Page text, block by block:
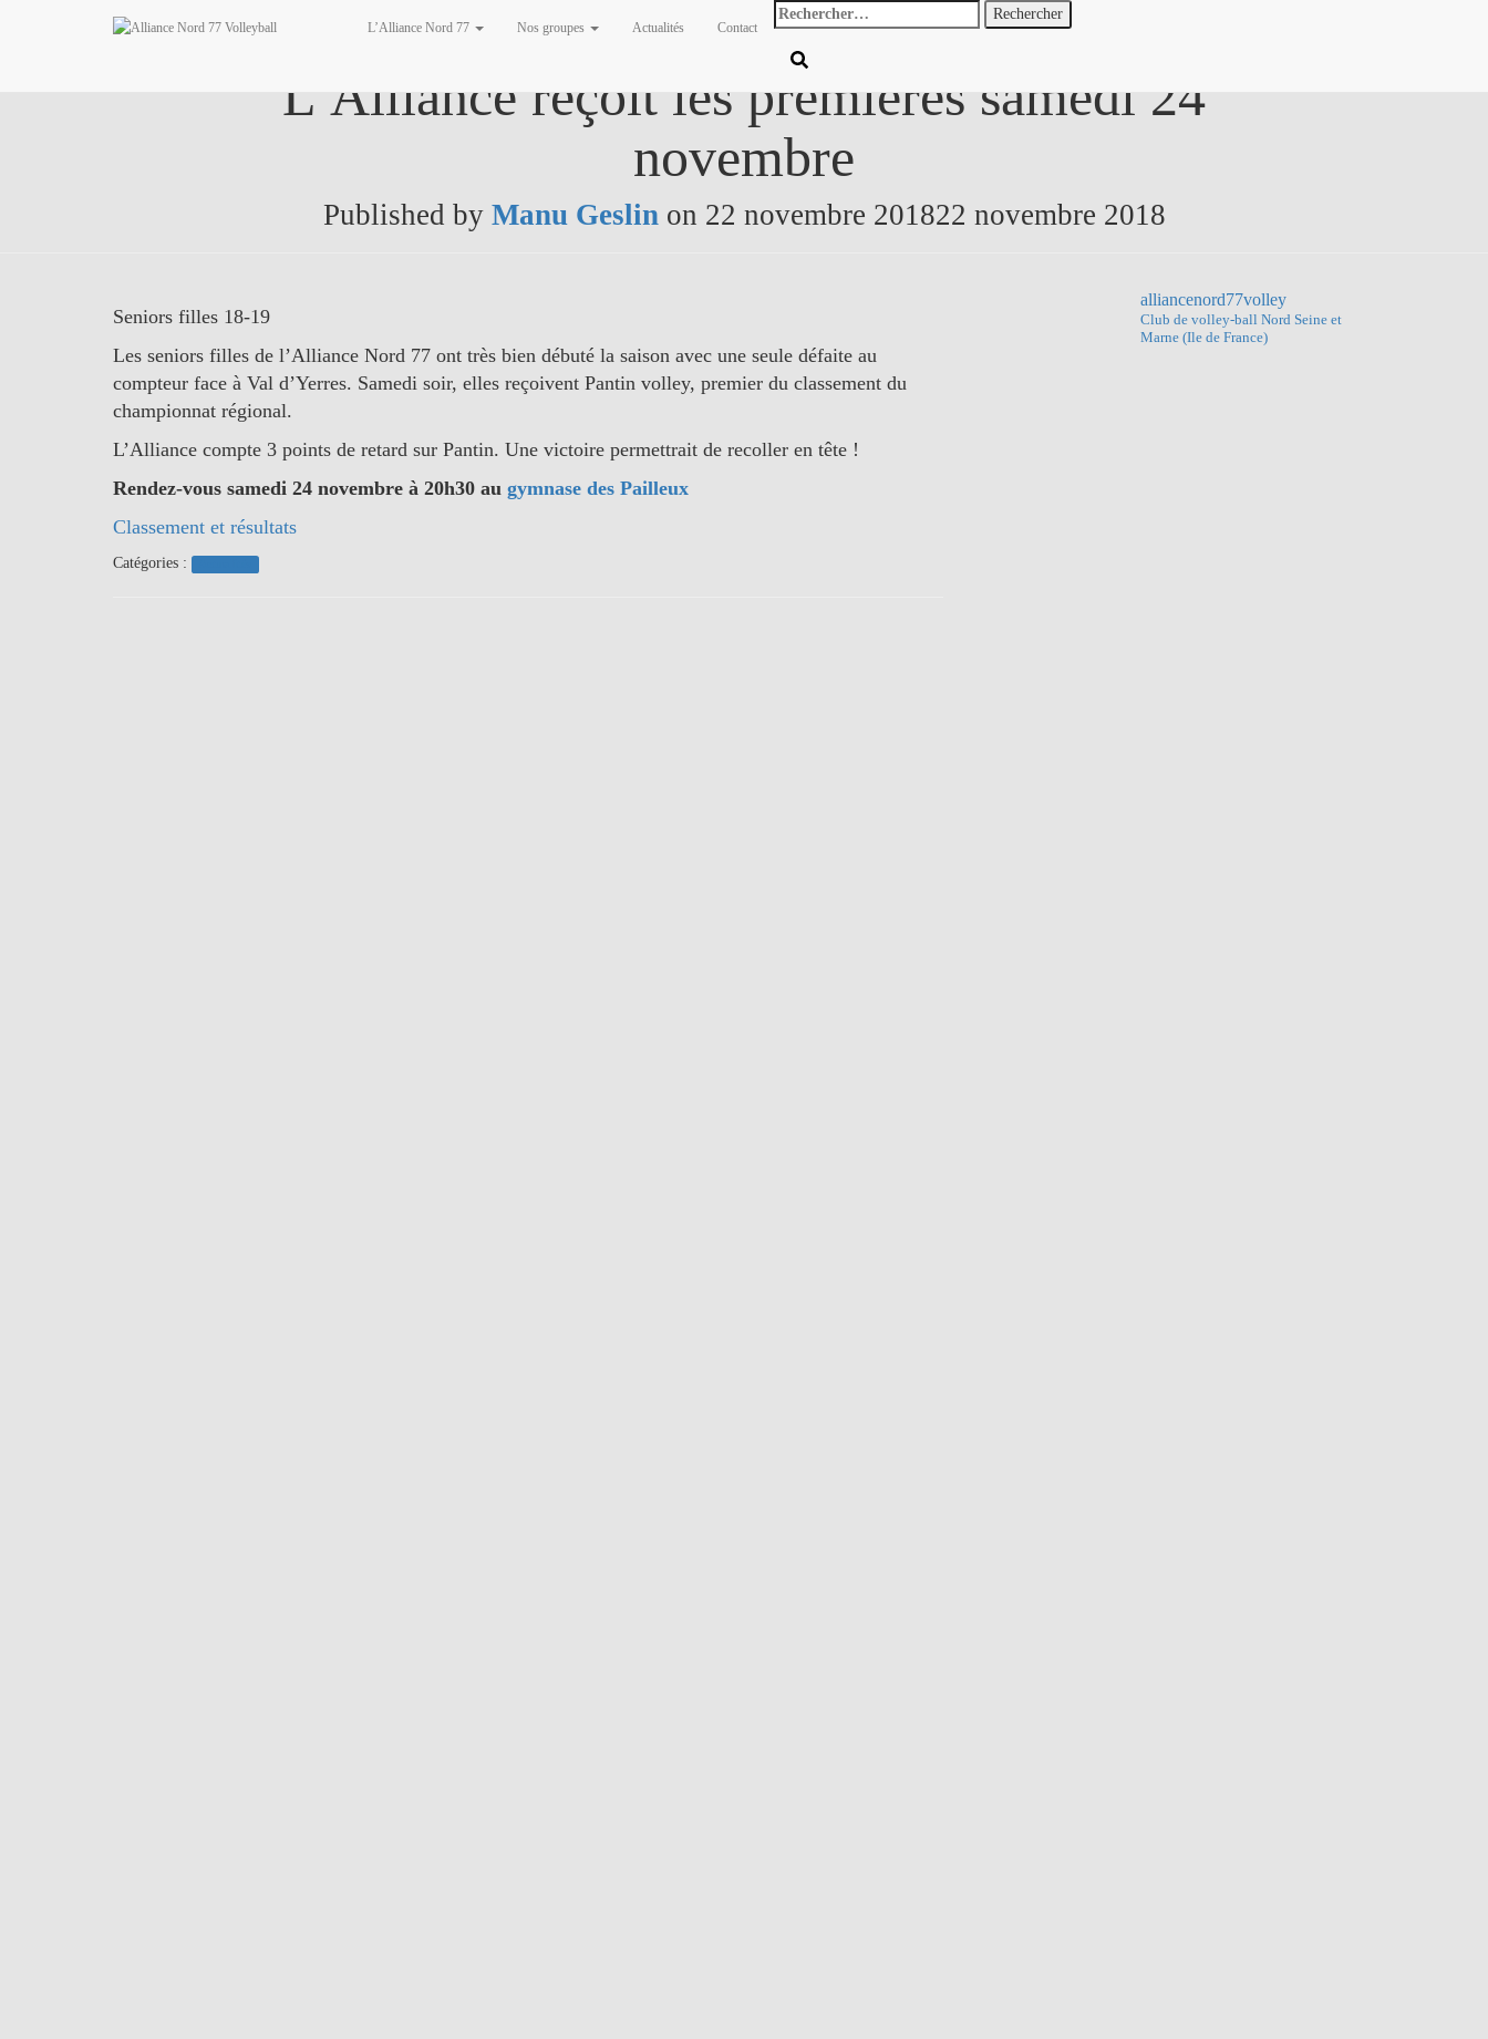
L’Alliance Nord 77 Nos groupes Actualités Contact
Rechercher
:
L’Alliance reçoit les premières samedi 24
novembre
Published by Manu Geslinon 22 novembre 201822 novembre 2018
Seniors filles 18-19
Les seniors filles de l’Alliance Nord 77 ont très bien débuté la saison avec une seule défaite au
compteur face à Val d’Yerres. Samedi soir, elles reçoivent Pantin volley, premier du classement du
championnat régional.
L’Alliance compte 3 points de retard sur Pantin. Une victoire permettrait de recoller en tête !
Rendez-vous samedi 24 novembre à 20h30 au gymnase des Pailleux
Classement et résultats
Catégories :
alliancenord77volley
Club de volley-ball Nord Seine et
Marne (Ile de France)